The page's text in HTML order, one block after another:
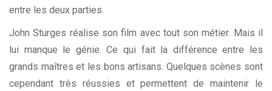
entre les deux parties.
John Sturges réalise son film avec tout son métier. Mais il
lui manque le génie. Ce qui fait la différence entre les
grands maîtres et les bons artisans. Quelques scènes sont
cependant très réussies et permettent de maintenir le